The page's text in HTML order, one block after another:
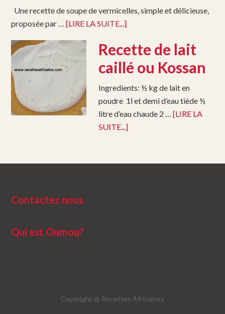
Une recette de soupe de vermicelles, simple et délicieuse,
proposée par …[LIRE LA SUITE...]
Recette de lait
caillé ou Kossan
Ingredients: ½ kg de lait en
poudre 1l et demi d’eau tiède ½
litre d’eau chaude 2 …[LIRE LA
SUITE...]
Contactez nous
Qui est Oumou?
Copyright @ Recettes Africaines